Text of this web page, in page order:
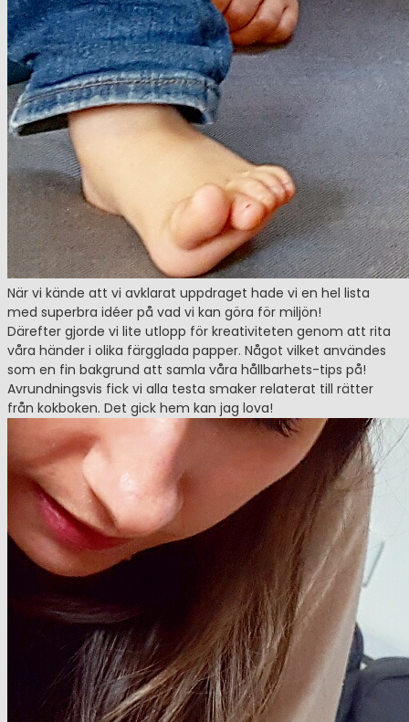
När vi kände att vi avklarat uppdraget hade vi en hel lista
med superbra idéer på vad vi kan göra för miljön!
Därefter gjorde vi lite utlopp för kreativiteten genom att rita
våra händer i olika färgglada papper. Något vilket användes
som en fin bakgrund att samla våra hållbarhets-tips på!
Avrundningsvis fick vi alla testa smaker relaterat till rätter
från kokboken. Det gick hem kan jag lova!